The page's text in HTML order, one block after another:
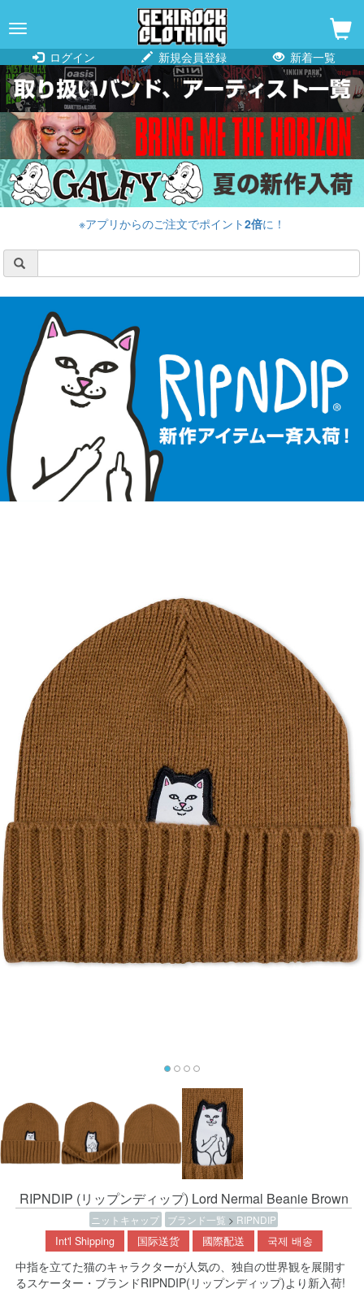
navigation
ログイン
新規会員登録 新着一覧
※アプリからのご注文でポイント2倍に！
RIPNDIP (リップンディップ) Lord Nermal Beanie Brown
ニットキャップ ブランド一覧 > RIPNDIP
Int'l Shipping 国际送货 國際配送 국제 배송
中指を立てた猫のキャラクターが人気の、独自の世界観を展開す
るスケーター・ブランドRIPNDIP(リップンディップ)より新入荷!